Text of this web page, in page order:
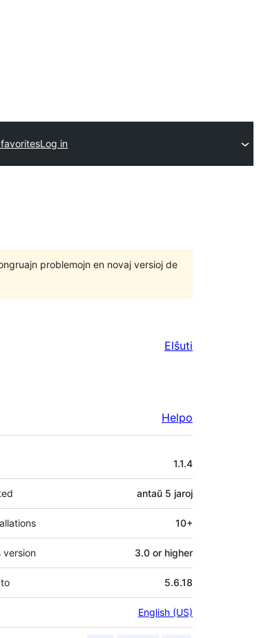
Log in
problemojn en novaj versioj de
Elŝuti
Helpo
1.1.4
antaŭ 5 jaroj
10+
version 3.0 or higher
5.6.18
English (US)